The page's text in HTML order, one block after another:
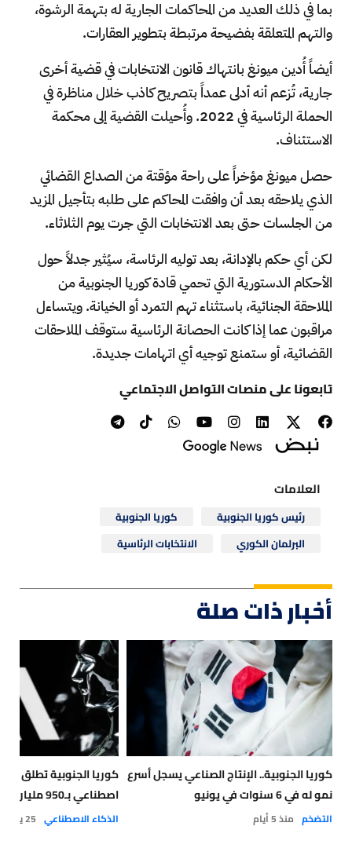
بما في ذلك العديد من المحاكمات الجارية له بتهمة الرشوة،
والتهم المتعلقة بفضيحة مرتبطة بتطوير العقارات.
أيضاً أُدين ميونغ بانتهاك قانون الانتخابات في قضية أخرى
جارية، تُزعم أنه أدلى عمداً بتصريح كاذب خلال مناظرة في
الحملة الرئاسية في 2022. وأُحيلت القضية إلى محكمة
الاستئناف.
حصل ميونغ مؤخراً على راحة مؤقتة من الصداع القضائي
الذي يلاحقه بعد أن وافقت المحاكم على طلبه بتأجيل المزيد
من الجلسات حتى بعد الانتخابات التي جرت يوم الثلاثاء.
لكن أي حكم بالإدانة، بعد توليه الرئاسة، سيُثير جدلاً حول
الأحكام الدستورية التي تحمي قادة كوريا الجنوبية من
الملاحقة الجنائية، باستثناء تهم التمرد أو الخيانة. ويتساءل
مراقبون عما إذا كانت الحصانة الرئاسية ستوقف الملاحقات
القضائية، أو ستمنع توجيه أي اتهامات جديدة.
تابعونا على منصات التواصل الاجتماعي
العلامات
رئيس كوريا الجنوبية
كوريا الجنوبية
البرلمان الكوري
الانتخابات الرئاسية
أخبار ذات صلة
كوريا الجنوبية.. الإنتاج الصناعي يسجل أسرع
نمو له في 6 سنوات في يونيو
التضخم منذ 5 أيام
كوريا الجنوبية تطلق
اصطناعي بـ950 مليار دولار
الذكاء الاصطناعي 25 يوليو 2026